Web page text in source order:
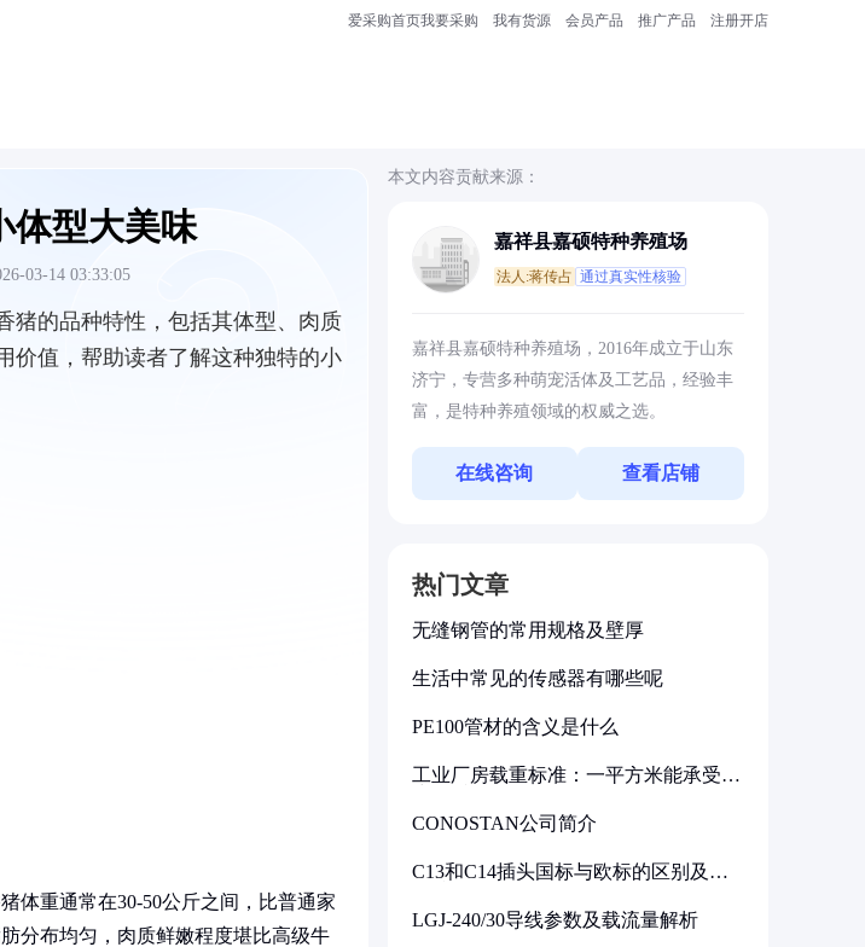
爱采购首页我要采购 我有货源 会员产品 推广产品 注册开店
体型大美味
03-14 03:33:05
猪的品种特性，包括其体型、肉质
价值，帮助读者了解这种独特的小
体重通常在30-50公斤之间，比普通家
分布均匀，肉质鲜嫩程度堪比高级牛
本文内容贡献来源：
嘉祥县嘉硕特种养殖场
法人:蒋传占 通过真实性核验
嘉祥县嘉硕特种养殖场，2016年成立于山东
济宁，专营多种萌宠活体及工艺品，经验丰
富，是特种养殖领域的权威之选。
在线咨询 查看店铺
热门文章
无缝钢管的常用规格及壁厚
生活中常见的传感器有哪些呢
PE100管材的含义是什么
工业厂房载重标准：一平方米能承受多
CONOSTAN公司简介
C13和C14插头国标与欧标的区别及其
LGJ-240/30导线参数及载流量解析